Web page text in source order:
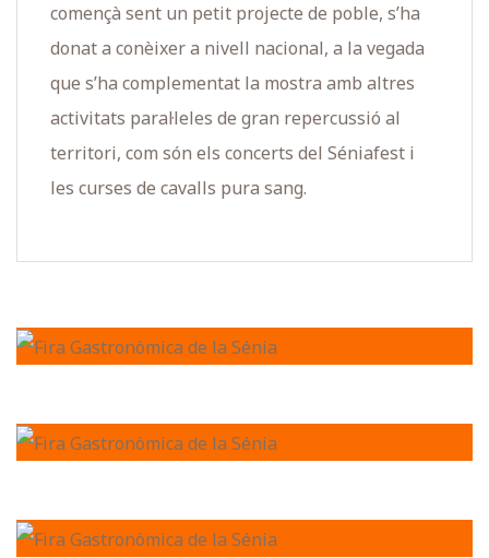
començà sent un petit projecte de poble, s’ha
donat a conèixer a nivell nacional, a la vegada
que s’ha complementat la mostra amb altres
activitats paral·leles de gran repercussió al
territori, com són els concerts del Séniafest i
les curses de cavalls pura sang.